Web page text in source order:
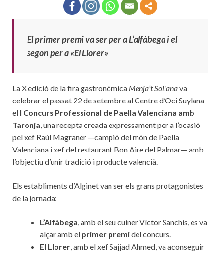
El primer premi va ser per a L’alfàbega i el
segon per a «El Llorer»
La X edició de la fira gastronòmica Menja’t Sollanava
celebrar el passat 22 de setembre al Centre d’Oci Suylana
el I Concurs Professional de Paella Valenciana amb
Taronja , una recepta creada expressament per a l’ocasió
pel xef Raúl Magraner —campió del món de Paella
Valenciana i xef del restaurant Bon Aire del Palmar— amb
l’objectiu d’unir tradició i producte valencià.
Els establiments d’Alginet van ser els grans protagonistes
de la jornada:
L’Alfàbega , amb el seu cuiner Víctor Sanchis, es va
alçar amb el primer premidel concurs.
El Llorer , amb el xef Sajjad Ahmed, va aconseguir